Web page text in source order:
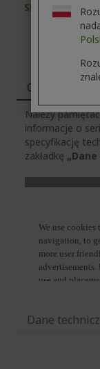
SKONTAKTUJ
Cechy
Należy
informacje o
specyfikację
zakładkę
Dane